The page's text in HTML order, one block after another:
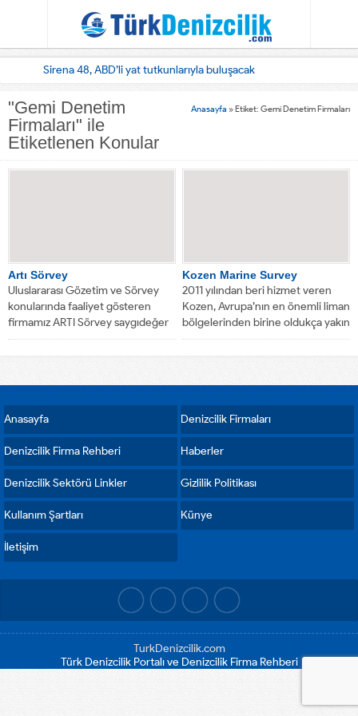
Sirena 48, ABD’li yat tutkunlarıyla buluşacak
Anasayfa »Etiket: Gemi Denetim Firmaları
"Gemi Denetim
Firmaları" ile
Etiketlenen Konular
Artı Sörvey
Uluslararası Gözetim ve Sörvey
konularında faaliyet gösteren
firmamız ARTI Sörvey saygıdeğer
firmanızla P & I,...
Kozen Marine Survey
2011 yılından beri hizmet veren
Kozen, Avrupa’nın en önemli liman
bölgelerinden birine oldukça yakın
olan...
Anasayfa Denizcilik Firmaları
Denizcilik Firma Rehberi Haberler
Denizcilik Sektörü Linkler Gizlilik Politikası
Kullanım Şartları Künye
İletişim
TurkDenizcilik.com
Türk Denizcilik Portalı ve Denizcilik Firma Rehberi